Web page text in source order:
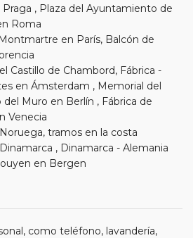
, Plaza del Ayuntamiento de
Roma
en París, Balcón de
Castillo de Chambord, Fábrica -
en Ámsterdam , Memorial del
Muro en Berlín , Fábrica de
Venecia
tramos en la costa
, Dinamarca - Alemania
en Bergen
como teléfono, lavandería,